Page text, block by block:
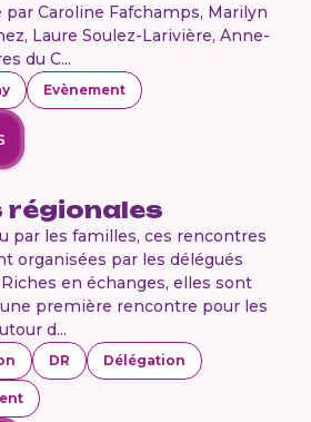
Caroline Fafchamps, Marilyn
Laure Soulez-Larivière, Anne-
du C...
Evènement
régionales
par les familles, ces rencontres
organisées par les délégués
Riches en échanges, elles sont
première rencontre pour les
d...
DR Délégation